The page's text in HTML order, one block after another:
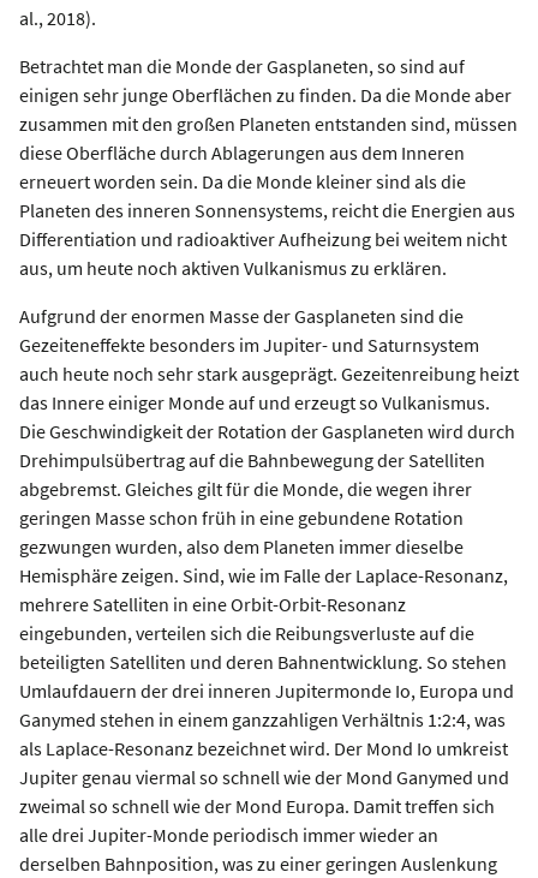
al., 2018).
Betrachtet man die Monde der Gasplaneten, so sind auf
einigen sehr junge Oberflächen zu finden. Da die Monde aber
zusammen mit den großen Planeten entstanden sind, müssen
diese Oberfläche durch Ablagerungen aus dem Inneren
erneuert worden sein. Da die Monde kleiner sind als die
Planeten des inneren Sonnensystems, reicht die Energien aus
Differentiation und radioaktiver Aufheizung bei weitem nicht
aus, um heute noch aktiven Vulkanismus zu erklären.
Aufgrund der enormen Masse der Gasplaneten sind die
Gezeiteneffekte besonders im Jupiter- und Saturnsystem
auch heute noch sehr stark ausgeprägt. Gezeitenreibung heizt
das Innere einiger Monde auf und erzeugt so Vulkanismus.
Die Geschwindigkeit der Rotation der Gasplaneten wird durch
Drehimpulsübertrag auf die Bahnbewegung der Satelliten
abgebremst. Gleiches gilt für die Monde, die wegen ihrer
geringen Masse schon früh in eine gebundene Rotation
gezwungen wurden, also dem Planeten immer dieselbe
Hemisphäre zeigen. Sind, wie im Falle der Laplace-Resonanz,
mehrere Satelliten in eine Orbit-Orbit-Resonanz
eingebunden, verteilen sich die Reibungsverluste auf die
beteiligten Satelliten und deren Bahnentwicklung. So stehen
Umlaufdauern der drei inneren Jupitermonde Io, Europa und
Ganymed stehen in einem ganzzahligen Verhältnis 1:2:4, was
als Laplace-Resonanz bezeichnet wird. Der Mond Io umkreist
Jupiter genau viermal so schnell wie der Mond Ganymed und
zweimal so schnell wie der Mond Europa. Damit treffen sich
alle drei Jupiter-Monde periodisch immer wieder an
derselben Bahnposition, was zu einer geringen Auslenkung